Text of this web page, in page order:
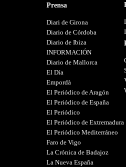
Prensa
Diari de Girona
Diario de Córdoba
Diario de Ibiza
INFORMACIÓN
Diario de Mallorca
El Día
Empordà
El Periódico de Aragón
El Periódico de España
El Periódico
El Periódico de Extremadura
El Periódico Mediterráneo
Faro de Vigo
La Crónica de Badajoz
La Nueva España